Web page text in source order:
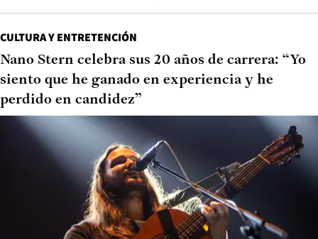
CULTURA Y ENTRETENCIÓN
Nano Stern celebra sus 20 años de carrera: “Yo
siento que he ganado en experiencia y he
perdido en candidez”